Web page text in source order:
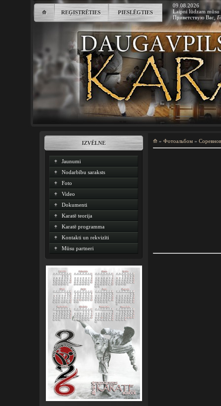
⟰ REĢISTRĒTIES PIESLĒGTIES
09.08.2026
Laipni lūdzam mūsu
Приветствую Вас ,
IZVĒLNE
Jaunumi
Nodarbību saraksts
Foto
Video
Dokumenti
Karatē teorija
Karatē programma
Kontakti un rekvizīti
Mūsu partneri
⟰ » Фотоальбом »